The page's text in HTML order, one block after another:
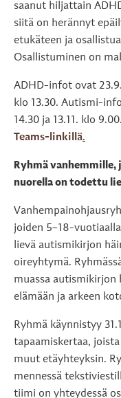
saanut hiljattain
siitä on herännyt
etukäteen ja
Osallistuminen on
ADHD-infot ovat
klo 13.30. Autismi-
14.30 ja 13.11. klo 9.00.
Teams-linkillä.
Ryhmä vanhemmille,
nuorella on todettu
joiden 5–18-
lievä autismikirjon
oireyhtymä.
muassa autismikirjon
elämään ja arkeen
Ryhmä käynnistyy
tapaamiskertaa,
muut etäyhteyksin.
mennessä
tiimi on yhteydessä